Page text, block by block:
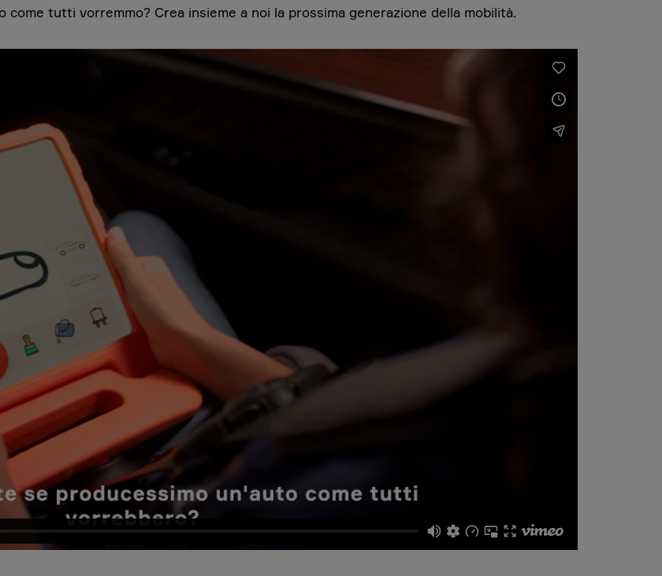
tutti vorremmo? Crea insieme a noi la prossima generazione della mobilità.